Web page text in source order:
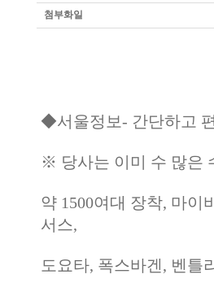
첨부화일
◆서울정보- 간단하고
※ 당사는 이미 수 많은
약 1500여대 장착, 마이
서스,
도요타, 폭스바겐, 벤틀